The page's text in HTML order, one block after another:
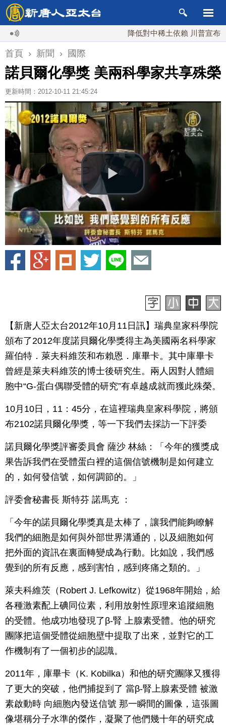
降低對中稀土依賴 川普宣布礦業投
首頁 › 新聞 › 國際
諾貝爾化學獎 美兩科學家共享殊榮
更新時間：2012-10-11 21:45:24
【新唐人亞太台2012年10月11日訊】瑞典皇家科學院
頒布了2012年度諾貝爾化學獎得主為美國兩名科學家
羅伯特．萊夫科維茨和布賴恩．庫畢卡。其中庫畢卡
曾經是萊夫科維茨的博士後研究生。兩人因對人體細
胞中“G-蛋白偶聯受體的研究”有卓越成就而獲此殊榮。
10月10日，11：45分，在這裡瑞典皇家科學院，將頒
布2102諾貝爾化學獎，等一下我們去採訪一下評委
諾貝爾化學獎評審委員會 薩沙 林絲：「今年的獲獎成
果告訴我們在受體蛋白裡的這個信號機制是如何建立
的，如何發信號，如何調節的。」
評委會秘書長 斯特芬 諾馬克 ：
「今年的諾貝爾化學獎真是太棒了，讓我們能夠瞭解
我們的細胞是如何與外部世界溝通的，以及細胞如何
把外面的資訊在裏面轉變成為行動。比如說，我們感
覺到的所有反應，感到害怕，感到疼痛之類的。」
萊夫科維茨（Robert J. Lefkowitz）從1968年開始，給
各種激素配上碘同位素，利用放射性原理來追蹤細胞
的受體。他成功地發現了β-腎 上腺素受體。他的研究
團隊把這個受體從細胞壁中提取了出來，並對它的工
作機制有了一個初步的認識。
2011年，庫畢卡（K. Kobilka）和他的研究團隊又獲得
了更大的突破，他們捕捉到了 當β-腎上腺素受體 被激
素啟動時 向細胞內發送信號 那一瞬間的圖像，這張圖
像堪稱分子水準的傑作，凝聚了他們幾十年的研究成